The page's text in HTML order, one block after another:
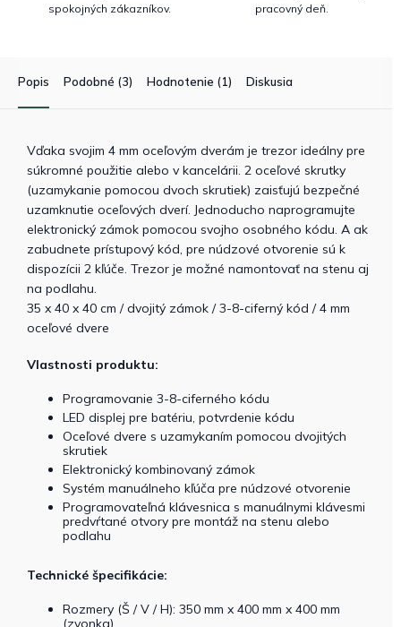
spokojných zákazníkov.
pracovný deň.
Popis Podobné (3) Hodnotenie (1) Diskusia
Vďaka svojim 4 mm oceľovým dverám je trezor ideálny pre
súkromné ​​použitie alebo v kancelárii. 2 oceľové skrutky
(uzamykanie pomocou dvoch skrutiek) zaisťujú bezpečné
uzamknutie oceľových dverí. Jednoducho naprogramujte
elektronický zámok pomocou svojho osobného kódu. A ak
zabudnete prístupový kód, pre núdzové otvorenie sú k
dispozícii 2 kľúče. Trezor je možné namontovať na stenu aj
na podlahu.
35 x 40 x 40 cm / dvojitý zámok / 3-8-ciferný kód / 4 mm
oceľové dvere
Vlastnosti produktu:
Programovanie 3-8-ciferného kódu
LED displej pre batériu, potvrdenie kódu
Oceľové dvere s uzamykaním pomocou dvojitých
skrutiek
Elektronický kombinovaný zámok
Systém manuálneho kľúča pre núdzové otvorenie
Programovateľná klávesnica s manuálnymi klávesmi
predvŕtané otvory pre montáž na stenu alebo
podlahu
Technické špecifikácie:
Rozmery (Š / V / H): 350 mm x 400 mm x 400 mm
(zvonka)